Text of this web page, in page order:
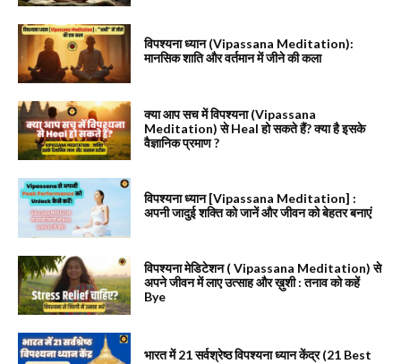
विपश्यना ध्यान (Vipassana Meditation):
मानसिक शाति और वर्तमान में जीने की कला
क्या आप सच में विपश्यना (Vipassana
Meditation) से Heal हो सकते हैं? क्या है इसके
वैज्ञानिक प्रमाण ?
विपश्यना ध्यान [Vipassana Meditation] :
अपनी जादुई शक्ति को जानें और जीवन को बेहतर बनाएं
विपश्यना मेडिटेशन ( Vipassana Meditation) से
अपने जीवन में लाए उत्साह और ख़ुशी : तनाव को कहें
Bye
भारत में 21 सर्वश्रेष्ठ विपश्यना ध्यान केंद्र (21 Best